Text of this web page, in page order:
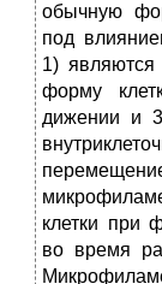
обычную
под
1) являются
форму
дижении и
клетки при
во время